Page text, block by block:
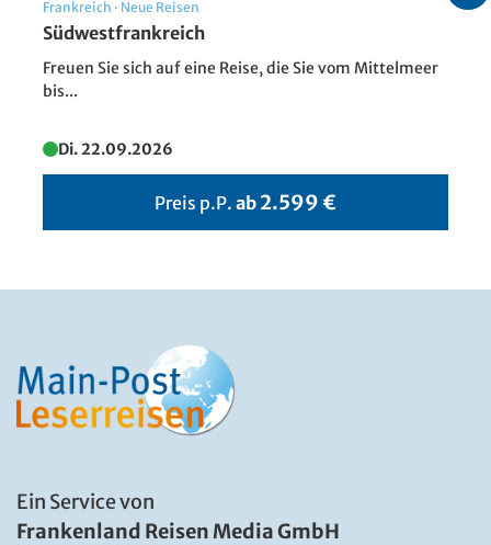
Frankreich · Neue Reisen
Südwestfrankreich
Freuen Sie sich auf eine Reise, die Sie vom Mittelmeer
bis...
Di. 22.09.2026
Preis p.P. ab 2.599 €
Ein Service von
Frankenland Reisen Media GmbH